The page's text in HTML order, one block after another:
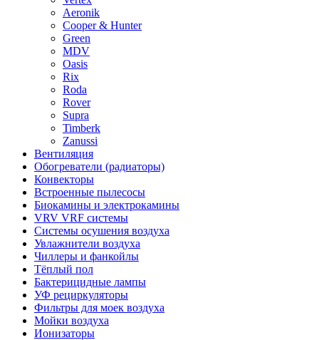
Aeronik
Cooper & Hunter
Green
MDV
Oasis
Rix
Roda
Rover
Supra
Timberk
Zanussi
Вентиляция
Обогреватели (радиаторы)
Конвекторы
Встроенные пылесосы
Биокамины и электрокамины
VRV VRF системы
Системы осушения воздуха
Увлажнители воздуха
Чиллеры и фанкойлы
Тёплый пол
Бактерицидные лампы
УФ рециркуляторы
Фильтры для моек воздуха
Мойки воздуха
Ионизаторы